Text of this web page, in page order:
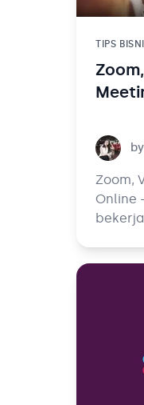
TIPS
Samina
by
Zoom,
Online